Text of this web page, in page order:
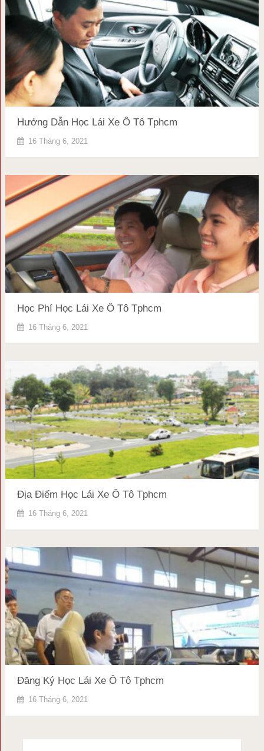
Hướng Dẫn Học Lái Xe Ô Tô Tphcm
16 Tháng 6, 2021
Học Phí Học Lái Xe Ô Tô Tphcm
16 Tháng 6, 2021
Địa Điểm Học Lái Xe Ô Tô Tphcm
16 Tháng 6, 2021
Đăng Ký Học Lái Xe Ô Tô Tphcm
16 Tháng 6, 2021